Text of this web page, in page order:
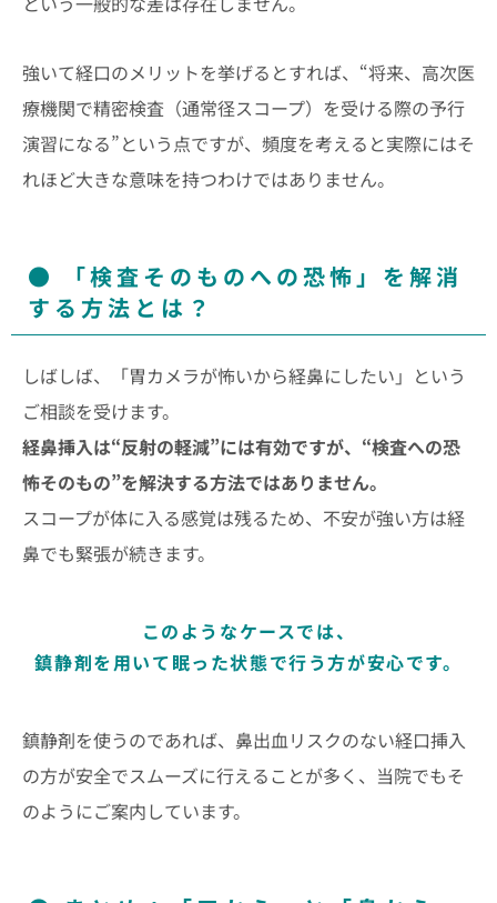
強いて経口のメリットを挙げるとすれば、“将来、高次医
療機関で精密検査（通常径スコープ）を受ける際の予行
演習になる”という点ですが、頻度を考えると実際にはそ
れほど大きな意味を持つわけではありません。
「検査そのものへの恐怖」を解消
する方法とは？
しばしば、「胃カメラが怖いから経鼻にしたい」という
ご相談を受けます。
経鼻挿入は“反射の軽減”には有効ですが、“検査への恐
怖そのもの”を解決する方法ではありません。
スコープが体に入る感覚は残るため、不安が強い方は経
鼻でも緊張が続きます。
このようなケースでは、
鎮静剤を用いて眠った状態で行う方が安心です。
鎮静剤を使うのであれば、鼻出血リスクのない経口挿入
の方が安全でスムーズに行えることが多く、当院でもそ
のようにご案内しています。